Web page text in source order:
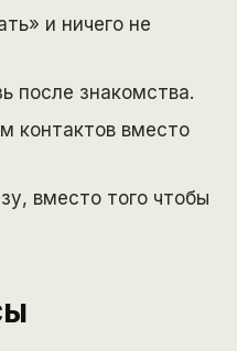
и ничего не
после знакомства.
контактов вместо
вместо того чтобы